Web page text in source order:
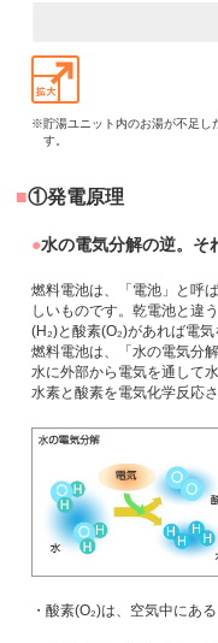
※貯湯ユニット内のお湯が不足し
す。
①発電原理
水の電気分解の逆。そ
燃料電池は、「電池」と呼
しいものです。乾電池と違
(H₂)と酸素(O₂)があれば電気
燃料電池は、「水の電気分
水に外部から電気を通して
水素と酸素を電気化学反応
・酸素(O₂)は、空気中にあ